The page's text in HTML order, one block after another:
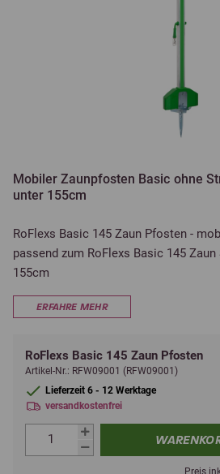
Mobiler Zaunpfosten Basic ohne
unter 155cm
RoFlexs Basic 145 Zaun Pfosten -
passend zum RoFlexs Basic 145
155cm
ERFAHRE MEHR
RoFlexs Basic 145 Zaun Pfosten
Artikel-Nr.: RFW09001 (RFW09001)
Lieferzeit 6 - 12 Werktage
versandkostenfrei
Preis